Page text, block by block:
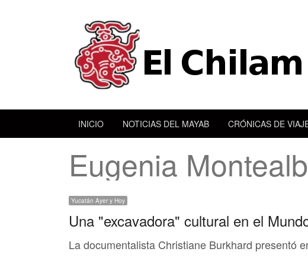
INICIO NOTICIAS DEL MAYAB CRÓNICAS DE
Eugenia
Yucatán Ayer y Hoy
Una "excavadora" cultural en el
La documentalista Christiane Burkhard presentó